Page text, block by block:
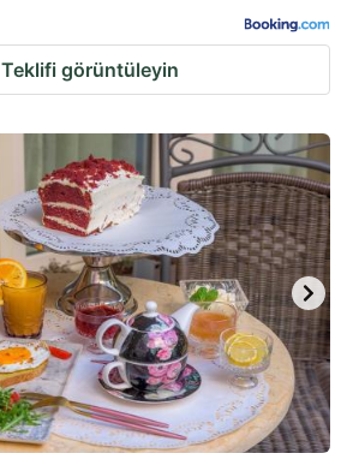
Teklifi görüntüleyin